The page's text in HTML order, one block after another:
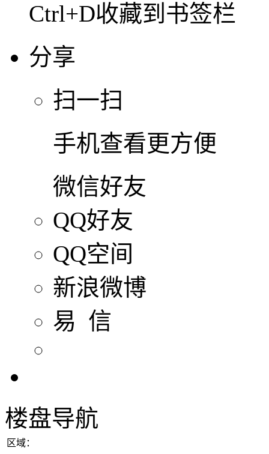
Ctrl+D收藏到书签栏
分享
扫一扫
手机查看更方便
微信好友
QQ好友
QQ空间
新浪微博
易 信
楼盘导航
区域：